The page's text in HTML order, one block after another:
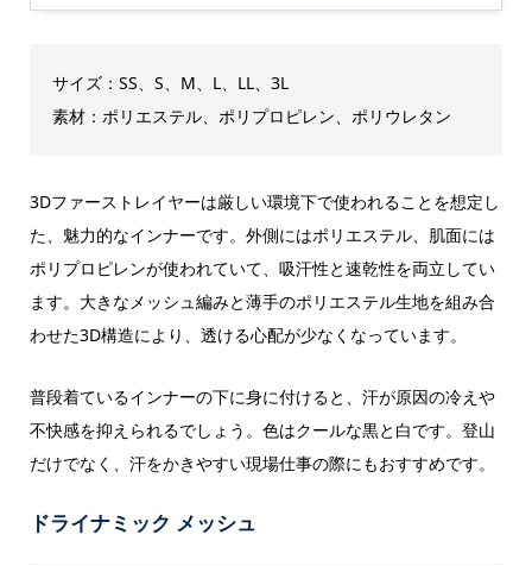
サイズ：SS、S、M、L、LL、3L
素材：ポリエステル、ポリプロピレン、ポリウレタン
3Dファーストレイヤーは厳しい環境下で使われることを想定し
た、魅力的なインナーです。外側にはポリエステル、肌面には
ポリプロピレンが使われていて、吸汗性と速乾性を両立してい
ます。大きなメッシュ編みと薄手のポリエステル生地を組み合
わせた3D構造により、透ける心配が少なくなっています。
普段着ているインナーの下に身に付けると、汗が原因の冷えや
不快感を抑えられるでしょう。色はクールな黒と白です。登山
だけでなく、汗をかきやすい現場仕事の際にもおすすめです。
ドライナミック メッシュ